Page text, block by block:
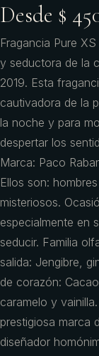
Desde $
Fragancia Pure
y seductora de la
2019. Esta
cautivadora de la
la noche y para
despertar los
Marca: Paco
Ellos son:
misteriosos.
especialmente en
seducir. Familia
salida: Jengibre,
de corazón:
caramelo y
prestigiosa marca
diseñador